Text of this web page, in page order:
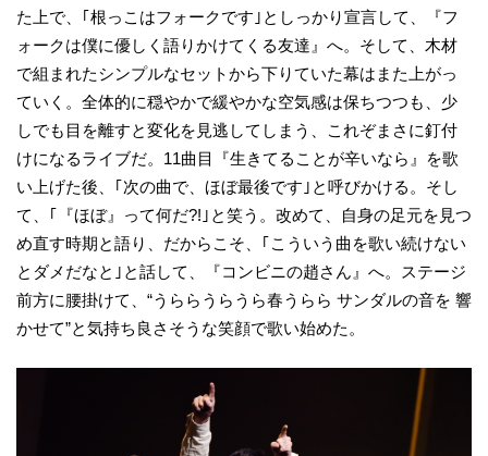
た上で、｢根っこはフォークです｣としっかり宣言して、『フ
ォークは僕に優しく語りかけてくる友達』へ。そして、木材
で組まれたシンプルなセットから下りていた幕はまた上がっ
ていく。全体的に穏やかで緩やかな空気感は保ちつつも、少
しでも目を離すと変化を見逃してしまう、これぞまさに釘付
けになるライブだ。11曲目『生きてることが辛いなら』を歌
い上げた後、｢次の曲で、ほぼ最後です｣と呼びかける。そし
て、｢『ほぼ』って何だ?!｣と笑う。改めて、自身の足元を見つ
め直す時期と語り、だからこそ、｢こういう曲を歌い続けない
とダメだなと｣と話して、『コンビニの趙さん』へ。ステージ
前方に腰掛けて、“うららうらうら春うらら サンダルの音を 響
かせて”と気持ち良さそうな笑顔で歌い始めた。